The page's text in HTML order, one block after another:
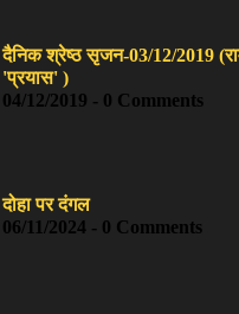
दैनिक श्रेष्ठ सृजन-03/12/2019
'प्रयास' )
04/12/2019 - 0 Comments
दोहा पर दंगल
06/11/2024 - 0 Comments